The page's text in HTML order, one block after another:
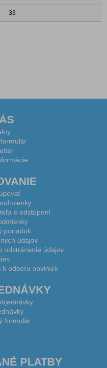
33
o odstúpení
poriadok
údajov
odstránenie údajov
k odberu noviniek
formulár
PLATBY